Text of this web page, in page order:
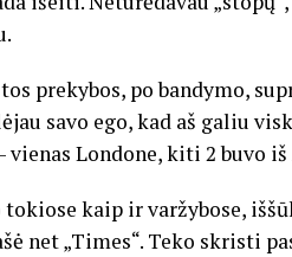
prekybos, po bandymo,
savo ego, kad aš galiu
Londone, kiti 2 buvo
kaip ir varžybose,
net „Times“. Teko skristi